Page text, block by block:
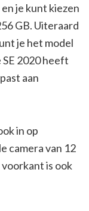
je kunt kiezen
GB. Uiteraard
je het model
2020 heeft
aan
in op
camera van 12
is ook